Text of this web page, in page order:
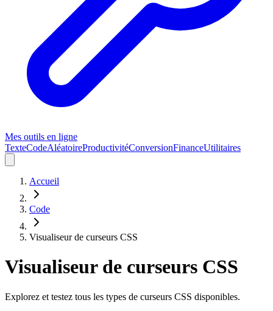
Mes outils en ligne
TexteCodeAléatoireProductivitéConversionFinanceUtilitaires
Accueil
Code
Visualiseur de curseurs CSS
Visualiseur de curseurs CSS
Explorez et testez tous les types de curseurs CSS disponibles.